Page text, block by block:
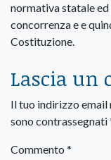
normativa statale
concorrenza e e
Costituzione.
Lascia un
Il tuo indirizzo email
sono contrassegnati
Commento *